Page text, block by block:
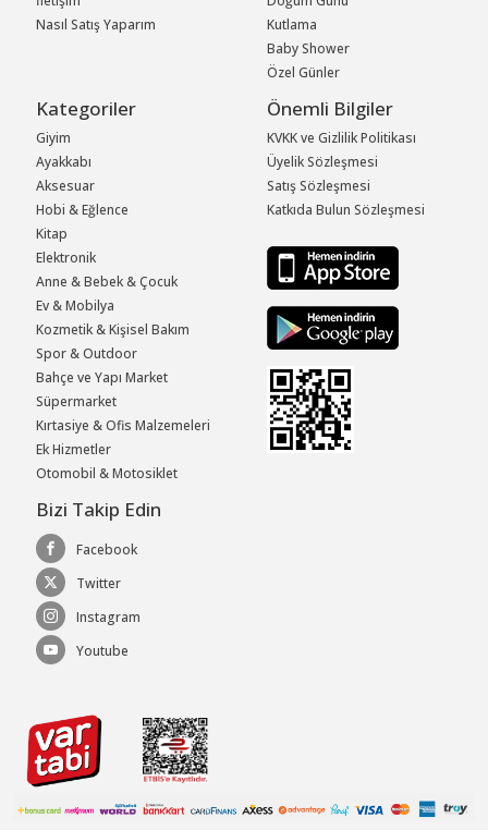
Nasıl Satış Yaparım
Kutlama
Baby Shower
Özel Günler
Kategoriler
Giyim
Ayakkabı
Aksesuar
Hobi & Eğlence
Kitap
Elektronik
Anne & Bebek & Çocuk
Ev & Mobilya
Kozmetik & Kişisel Bakım
Spor & Outdoor
Bahçe ve Yapı Market
Süpermarket
Kırtasiye & Ofis Malzemeleri
Ek Hizmetler
Otomobil & Motosiklet
Önemli Bilgiler
KVKK ve Gizlilik Politikası
Üyelik Sözleşmesi
Satış Sözleşmesi
Katkıda Bulun Sözleşmesi
Bizi Takip Edin
Facebook
Twitter
Instagram
Youtube